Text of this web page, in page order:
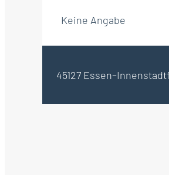
Keine Angabe
45127 Essen–Innenstadt